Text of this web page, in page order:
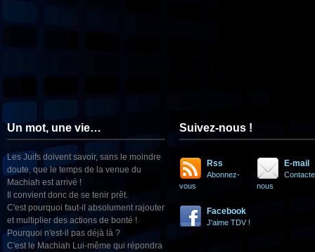
Un mot, une vie…
Les Juifs doivent savoir, sans le moindre
doute, que le temps de la venue du
Machiah est arrivé !
Il convient donc de se tenir prêt.
C'est pourquoi faut-il absolument rajouter
et multiplier des actions de bonté !
Pourquoi n'est-il pas déjà là ?
C'est le Machiah Lui-même qui répondra
Suivez-nous !
Rss
Abonnez-
vous
E-mail
nous
Facebook
J'aime TDV !